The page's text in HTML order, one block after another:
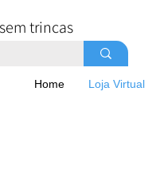
trincas
Home Loja Virtual